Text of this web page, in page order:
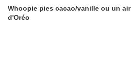
Whoopie pies cacao/vanille ou un air
d'Oréo